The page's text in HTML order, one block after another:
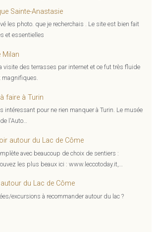
Sainte-Anastasie
les photo. que je recherchais . Le site est bien fait
et essentielles
Milan
visite des terrasses par internet et ce fut très fluide
magnifiques.
faire à Turin
intéressant pour ne rien manquer à Turin. Le musée
l'Auto…
autour du Lac de Côme
avec beaucoup de choix de sentiers :
les plus beaux ici : www.leccotoday.it,…
du Lac de Côme
excursions à recommander autour du lac ?